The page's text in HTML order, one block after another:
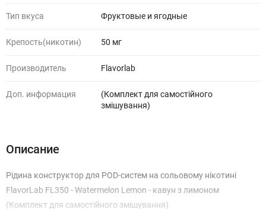
Тип вкуса Фруктовые и ягодные
Крепость(никотин) 50 мг
Производитель Flavorlab
Доп. информация
(Комплект для самостійного
змішування)
Описание
Рідина конструктор для POD-систем на сольовому нікотині
FlavorLab FL350 - Watermelon Lemon - кавун з лимоном
(Комплект для самостійного змішування)